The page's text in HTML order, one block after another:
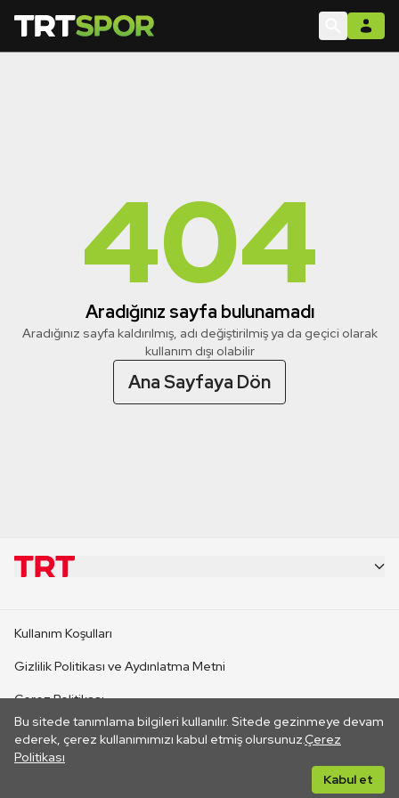
404
Aradığınız sayfa bulunamadı
Aradığınız sayfa kaldırılmış, adı değiştirilmiş ya da geçici olarak
kullanım dışı olabilir
Ana Sayfaya Dön
Bu sitede tanımlama bilgileri kullanılır. Sitede gezinmeye devam
ederek, çerez kullanımımızı kabul etmiş olursunuz.Çerez
Politikası
Kabul et
CANLI YAYINLAR
Kullanım Koşulları
Gizlilik Politikası ve Aydınlatma Metni
Çerez Politikası
İletişim
Her hakkı saklıdır. ©2026 TRT. Bağlantı yoluyla gidilen dış